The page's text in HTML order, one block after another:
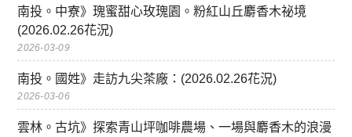
南投。中寮》瑰蜜甜心玫瑰園。粉紅山丘麝香木祕境
(2026.02.26花況)
2026-03-09
南投。國姓》走訪九尖茶廠：(2026.02.26花況)
2026-03-06
雲林。古坑》探索青山坪咖啡農場、一場與麝香木的浪漫